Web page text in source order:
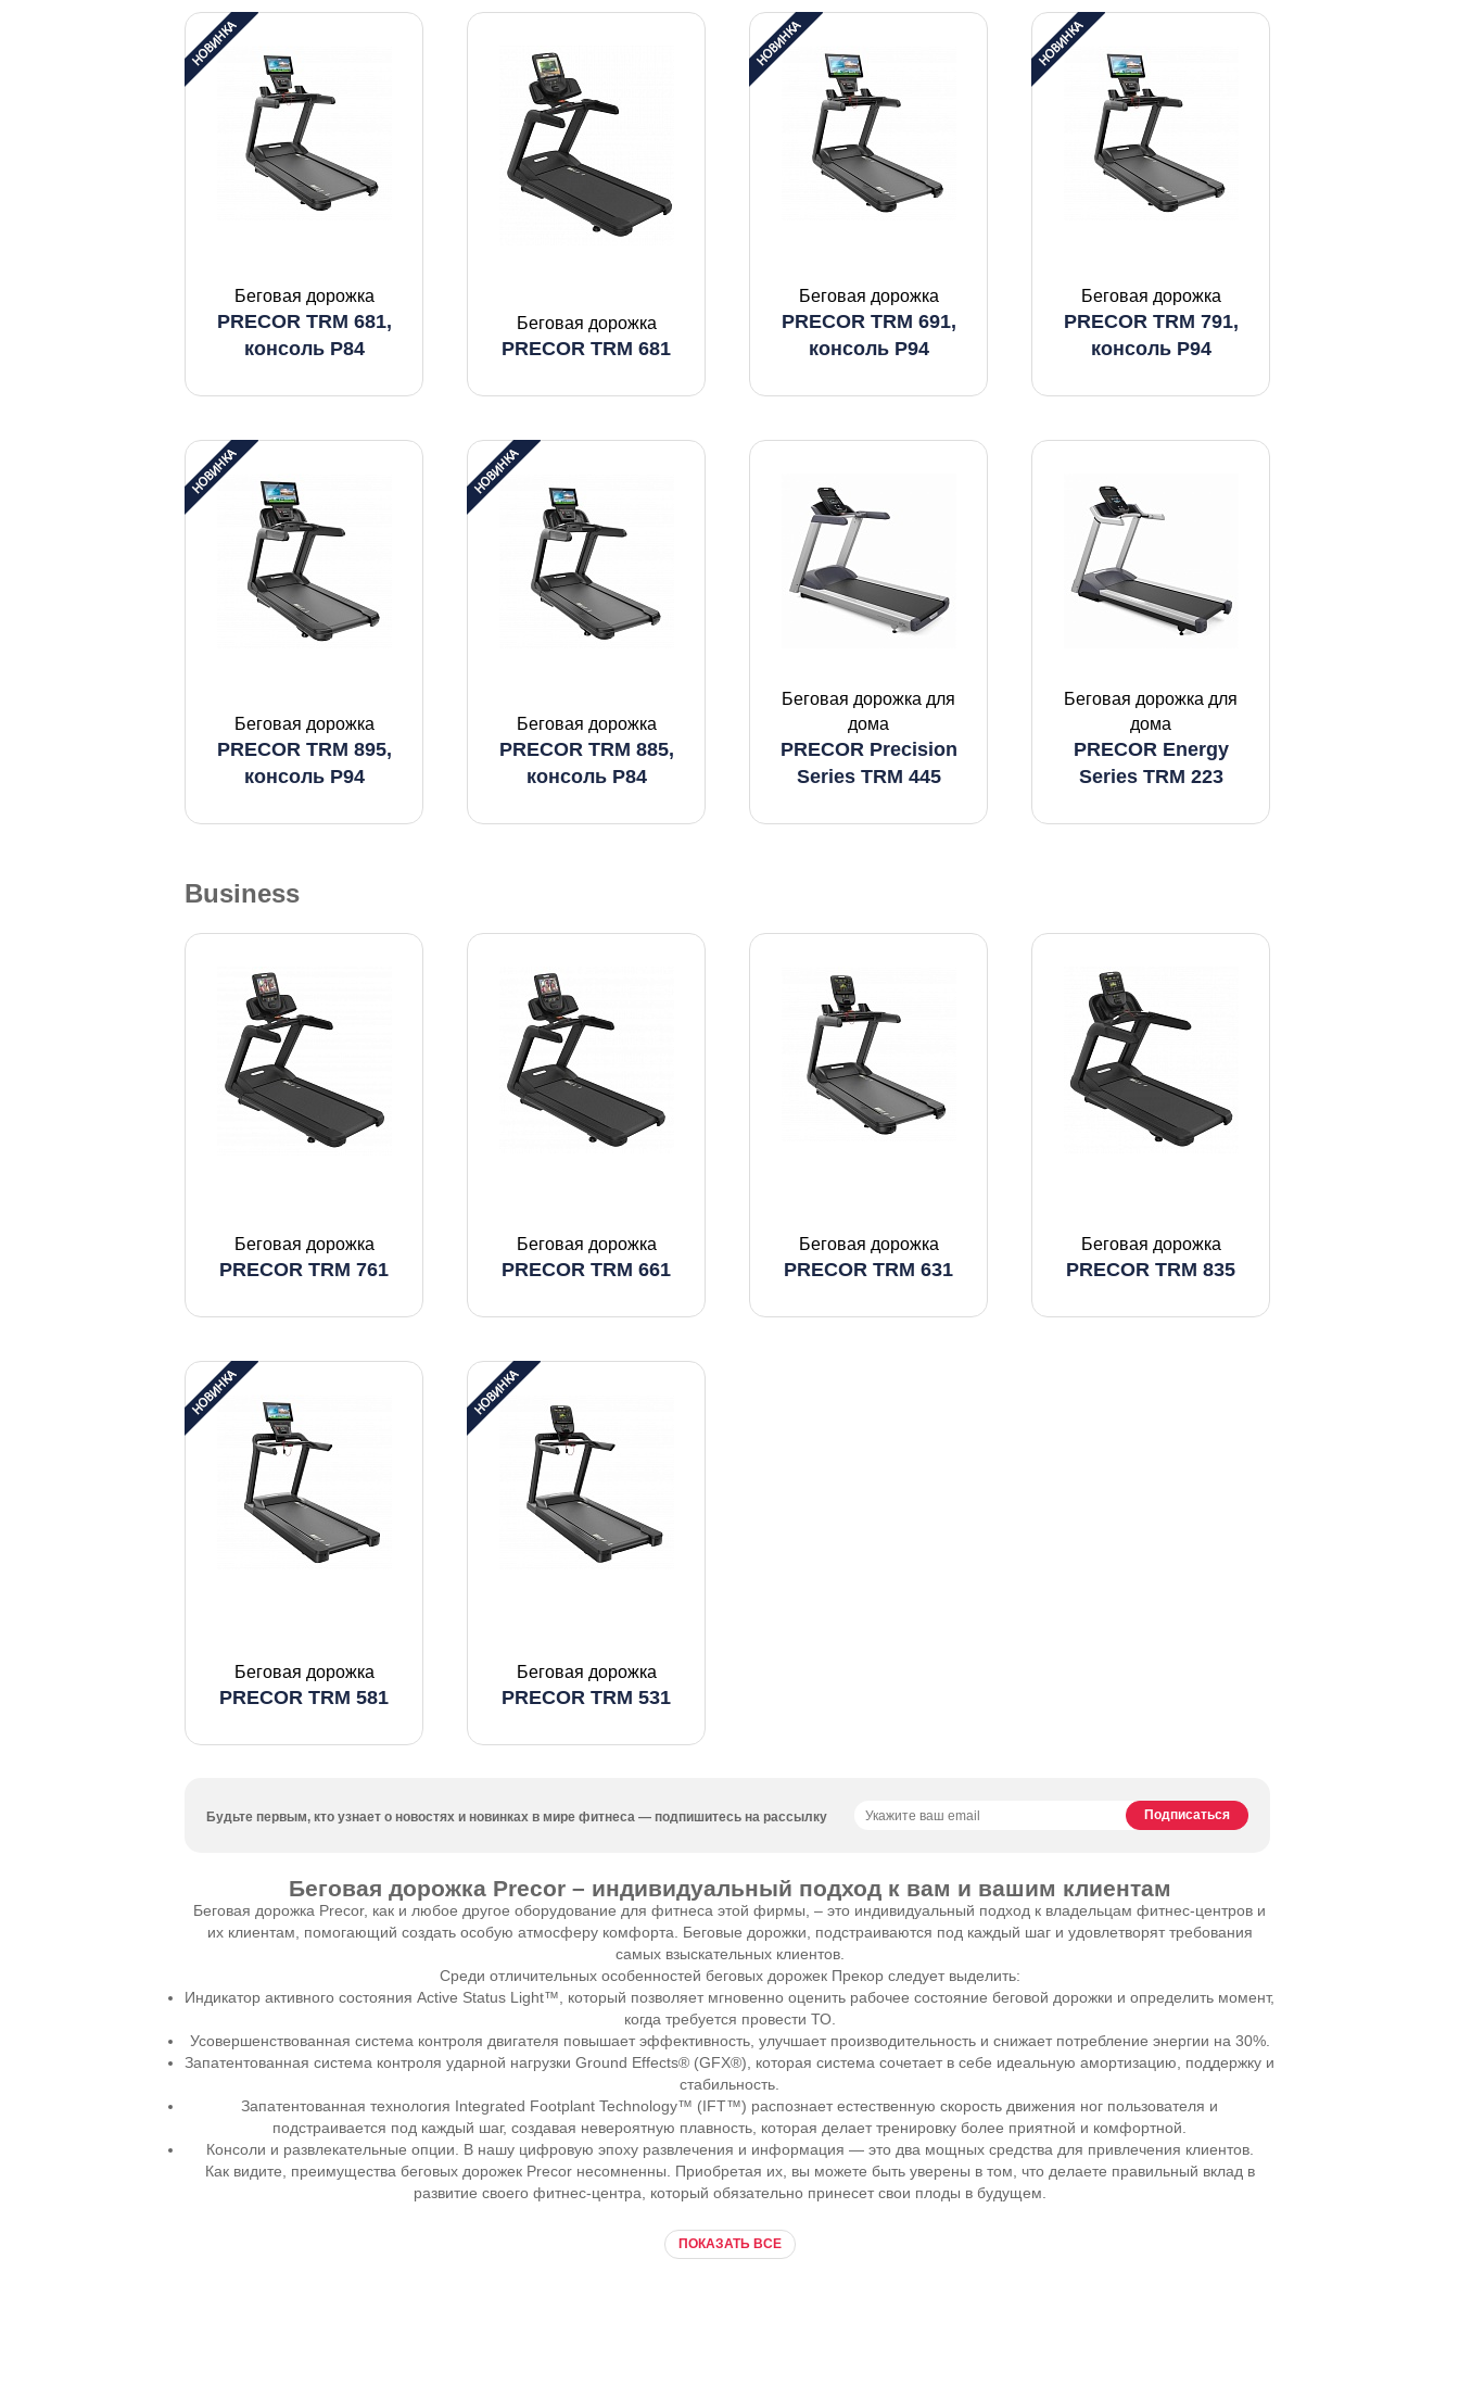
Беговая дорожка
PRECOR TRM 681,
консоль P84
Беговая дорожка
PRECOR TRM 681
Беговая дорожка
PRECOR TRM 691,
консоль P94
Беговая дорожка
PRECOR TRM 791,
консоль P94
Беговая дорожка
PRECOR TRM 895,
консоль P94
Беговая дорожка
PRECOR TRM 885,
консоль P84
Беговая дорожка для
дома
PRECOR Precision
Series TRM 445
Беговая дорожка для
дома
PRECOR Energy
Series TRM 223
Business
Беговая дорожка
PRECOR TRM 761
Беговая дорожка
PRECOR TRM 661
Беговая дорожка
PRECOR TRM 631
Беговая дорожка
PRECOR TRM 835
Беговая дорожка
PRECOR TRM 581
Беговая дорожка
PRECOR TRM 531
Будьте первым, кто узнает о новостях и новинках в мире фитнеса — подпишитесь на рассылку
Беговая дорожка Precor – индивидуальный подход к вам и вашим клиентам
Беговая дорожка Precor, как и любое другое оборудование для фитнеса этой фирмы, – это индивидуальный подход к владельцам фитнес-центров и
их клиентам, помогающий создать особую атмосферу комфорта. Беговые дорожки, подстраиваются под каждый шаг и удовлетворят требования
самых взыскательных клиентов.
Среди отличительных особенностей беговых дорожек Прекор следует выделить:
Индикатор активного состояния Active Status Light™, который позволяет мгновенно оценить рабочее состояние беговой дорожки и определить момент,
когда требуется провести ТО.
Усовершенствованная система контроля двигателя повышает эффективность, улучшает производительность и снижает потребление энергии на 30%.
Запатентованная система контроля ударной нагрузки Ground Effects® (GFX®), которая система сочетает в себе идеальную амортизацию, поддержку и
стабильность.
Запатентованная технология Integrated Footplant Technology™ (IFT™) распознает естественную скорость движения ног пользователя и
подстраивается под каждый шаг, создавая невероятную плавность, которая делает тренировку более приятной и комфортной.
Консоли и развлекательные опции. В нашу цифровую эпоху развлечения и информация — это два мощных средства для привлечения клиентов.
Как видите, преимущества беговых дорожек Precor несомненны. Приобретая их, вы можете быть уверены в том, что делаете правильный вклад в
развитие своего фитнес-центра, который обязательно принесет свои плоды в будущем.
ПОКАЗАТЬ ВСЕ